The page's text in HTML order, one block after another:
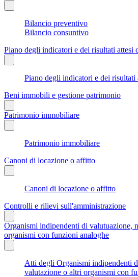
Bilancio preventivo
Bilancio consuntivo
Piano degli indicatori e dei risultati attesi
Piano degli indicatori e dei risultati
Beni immobili e gestione patrimonio
Patrimonio immobiliare
Patrimonio immobiliare
Canoni di locazione o affitto
Canoni di locazione o affitto
Controlli e rilievi sull'amministrazione
Organismi indipendenti di valutuazione,
organismi con funzioni analoghe
Atti degli Organismi indipendenti
valutazione o altri organismi con